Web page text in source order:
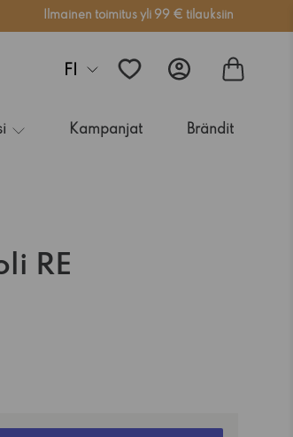
Ilmainen toimitus yli 99 € tilauksiin
FI
Kampanjat Brändit
RE